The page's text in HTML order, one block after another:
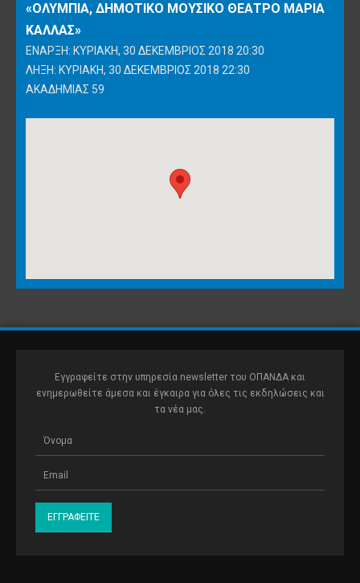
«ΟΛΎΜΠΙΑ, ΔΗΜΟΤΙΚΌ ΜΟΥΣΙΚΌ ΘΈΑΤΡΟ ΜΑΡΊΑ
ΚΆΛΛΑΣ»
ΈΝΑΡΞΗ: ΚΥΡΙΑΚΉ, 30 ΔΕΚΈΜΒΡΙΟΣ 2018 20:30
ΛΉΞΗ: ΚΥΡΙΑΚΉ, 30 ΔΕΚΈΜΒΡΙΟΣ 2018 22:30
ΑΚΑΔΗΜΊΑΣ 59
Εγγραφείτε στην υπηρεσία newsletter του ΟΠΑΝΔΑ και
ενημερωθείτε άμεσα και έγκαιρα για όλες τις εκδηλώσεις και
τα νέα μας.